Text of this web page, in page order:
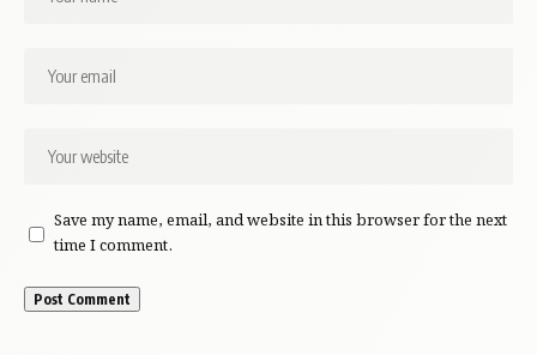
Save my name, email, and website in this browser for the next
time I comment.